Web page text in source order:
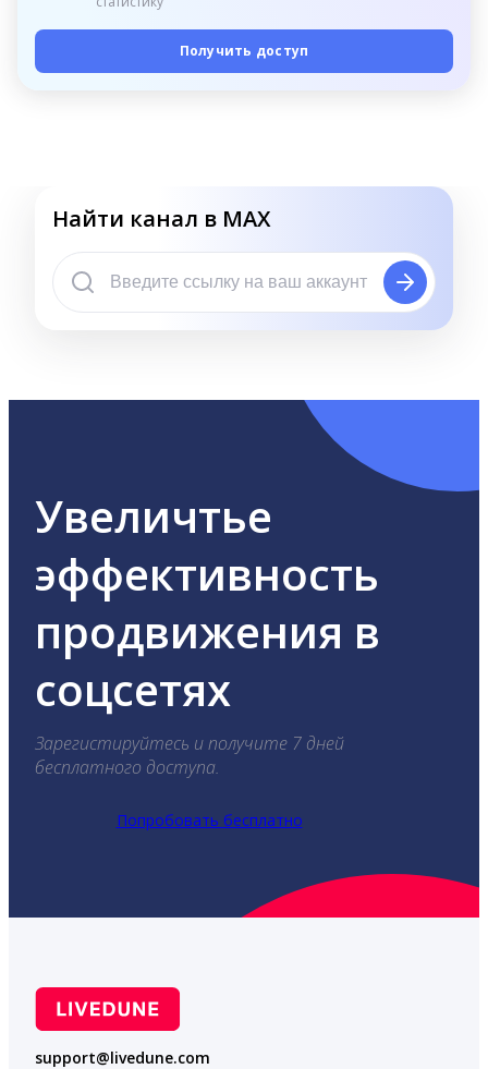
Получить доступ
Найти канал в MAX
Увеличтье
эффективность
продвижения в
соцсетях
Зарегистируйтесь и получите 7 дней
бесплатного доступа.
Попробовать бесплатно
support@livedune.com